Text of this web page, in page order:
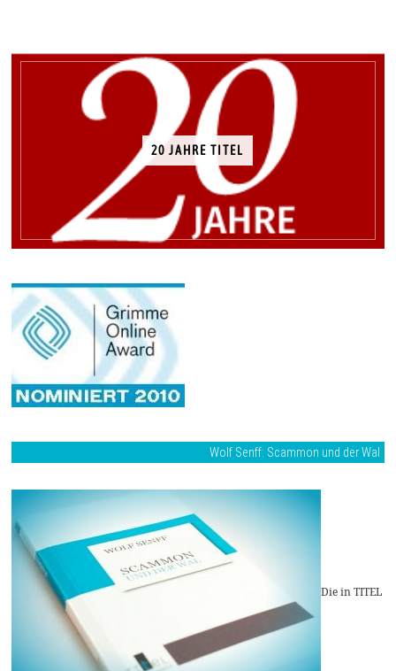
20 JAHRE TITEL
Wolf Senff: Scammon und der Wal
Die in TITEL